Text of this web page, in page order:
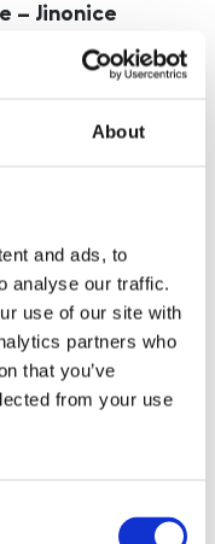
About
and ads, to
analyse our traffic.
use of our site with
partners who
that you’ve
from your use
– Jinonice